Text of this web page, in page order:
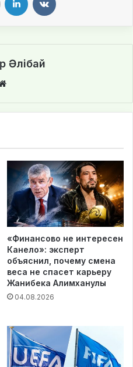
Әлібай
te
«Финансово не интересен
Канело»: эксперт
объяснил, почему смена
веса не спасет карьеру
Жанибека Алимханулы
04.08.2026